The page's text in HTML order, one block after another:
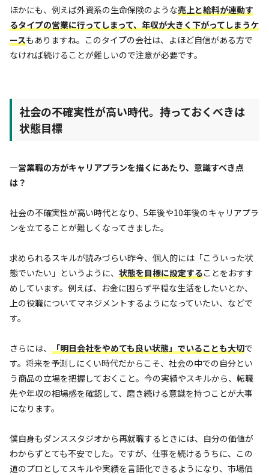
ほかにも、例えば外資系の生命保険のような売上と給料が連動す
るタイプの営業に行ってしまって、年収が大きく下がってしまうケ
ースもありますね。このタイプの会社は、よほど自信がある方で
なければ続けることが難しいので注意が必要です。
社会の不確実性が高い時代。持っておくべきは
状態目標
—営業職の方がキャリアプランを描くにあたり、意識すべき点
は？
社会の不確実性が高い時代となり、5年後や10年後のキャリアプラ
ンを立てることが難しくなってきました。
求められるスキルが読みづらい昨今、個人的には「こういった状
態でいたい」というように、 状態を目標に設定することをおすす
めしています。例えば、お金に困らず平穏な生活をしたいとか、
上の役職についてマネジメントするようになっていたい、などで
す。
さらには、 「明日会社をやめても良い状態」でいることも大切で
す。将来を予測しにくい時代だからこそ、社会の中での自分とい
う商品の立場を把握しておくこと。今の実績やスキルから、転職
先や年収の相場感を確認して、磨き続ける意識を持つことが大事
になります。
僕自身もダンススタジオから再就職するときには、自分の価値が
わからずとても不安でした。ですが、仕事を続けるうちに、この
道のプロとしてスキルや実績を言語化できるようになり、市場価